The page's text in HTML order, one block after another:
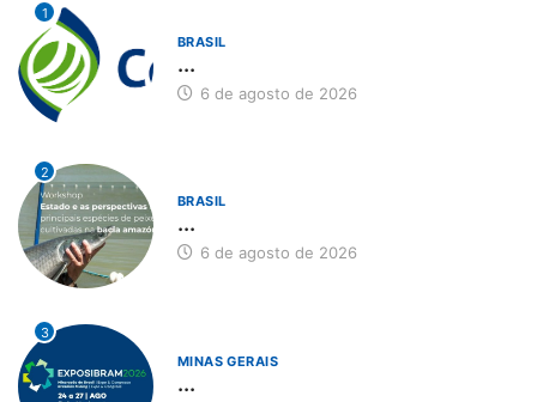
1
BRASIL
...
6 de agosto de 2026
2
BRASIL
...
6 de agosto de 2026
3
MINAS GERAIS
...